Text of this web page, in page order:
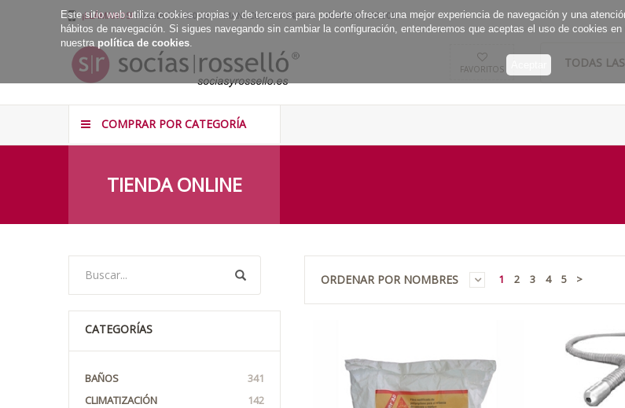
¡LLÁMANOS!PALMA 971 430 034 – MANACOR 971 843 131 – IBIZA 971 310 903
FAVORITOS TODAS
COMPRAR POR CATEGORÍA
TIENDA ONLINE
CATEGORÍAS
BAÑOS
341
CLIMATIZACIÓN
142
ORDENAR POR NOMBRES 1 2 3 4 5 >
Este sitio web utiliza cookies propias y de terceros para poderte ofrecer una mejor experiencia de navegación y una
hábitos de navegación. Si sigues navegando sin cambiar la configuración, entenderemos que aceptas el uso de cookies
nuestra política de cookies.